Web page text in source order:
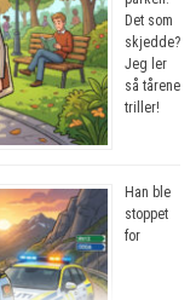
Det som
skjedde?
Jeg ler
så tårene
triller!
Han ble
stoppet
for